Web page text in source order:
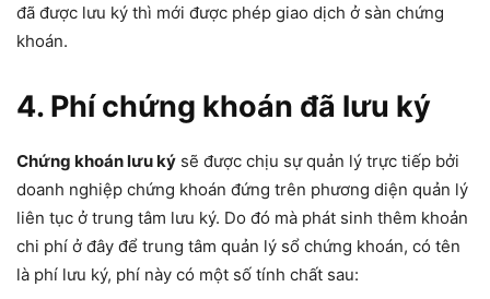
đã được lưu ký thì mới được phép giao dịch ở sàn chứng
khoán.
4. Phí chứng khoán đã lưu ký
Chứng khoán lưu ký sẽ được chịu sự quản lý trực tiếp bởi
doanh nghiệp chứng khoán đứng trên phương diện quản lý
liên tục ở trung tâm lưu ký. Do đó mà phát sinh thêm khoản
chi phí ở đây để trung tâm quản lý sổ chứng khoán, có tên
là phí lưu ký, phí này có một số tính chất sau: